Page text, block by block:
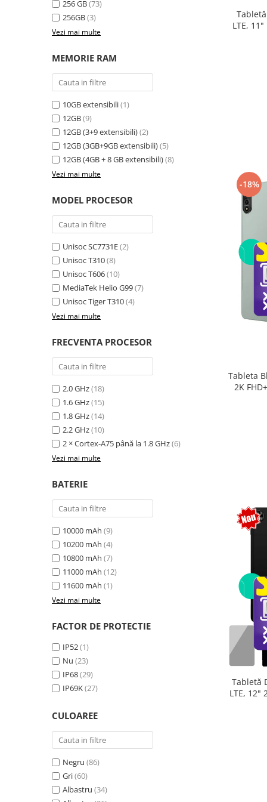
electrică portabile
Panouri solare portabile
Statii incarcare masini electrice
Media player cu Android
Produse resigilate
Termometre non contact
Aspiratoare robot, piese si accesorii
Piese de schimb telefoane mobile
256 GB(73)
256GB(3)
Vezi mai multe
MEMORIE RAM
10GB extensibili(1)
12GB(9)
12GB (3+9 extensibili)(2)
12GB (3GB+9GB extensibili)(5)
12GB (4GB + 8 GB extensibili)(8)
Vezi mai multe
MODEL PROCESOR
Unisoc SC7731E(2)
Unisoc T310(8)
Unisoc T606(10)
MediaTek Helio G99(7)
Unisoc Tiger T310(4)
Vezi mai multe
FRECVENTA PROCESOR
2.0 GHz(18)
1.6 GHz(15)
1.8 GHz(14)
2.2 GHz(10)
2 × Cortex-A75 până la 1.8 GHz(6)
Vezi mai multe
BATERIE
10000 mAh (9)
10200 mAh (4)
10800 mAh (7)
11000 mAh (12)
11600 mAh (1)
Vezi mai multe
FACTOR DE PROTECTIE
IP52(1)
Nu (23)
IP68(29)
IP69K(27)
CULOAREE
Negru (86)
Gri(60)
Albastru (34)
LTE, 11"
-18%
Tableta
2K
Tabletă
LTE, 12"